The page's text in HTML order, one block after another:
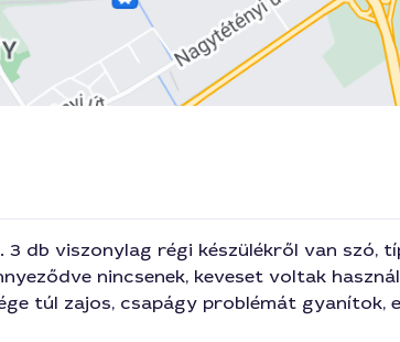
db viszonylag régi készülékről van szó,
nincsenek, keveset voltak
túl zajos, csapágy problémát gyanítok,